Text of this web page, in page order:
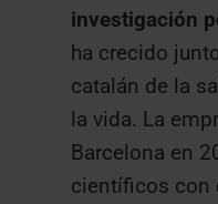
investigación
ha crecido
catalán de la
la vida. La
Barcelona en
científicos con